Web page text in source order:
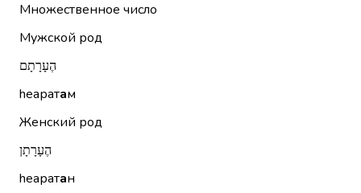
Множественное число
Мужской род
הֶעָרָתָם
hеаратам
Женский род
הֶעָרָתָן
hеаратан